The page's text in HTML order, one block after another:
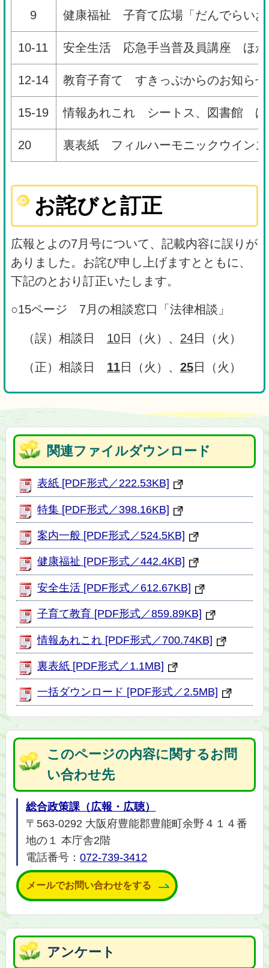
9 健康福祉 子育て広場「だんでらい
10-11 安全生活 応急手当普及員講座 ほか
12-14 教育子育て すきっぷからのお知ら
15-19 情報あれこれ シートス、図書館 ほ
20 裏表紙 フィルハーモニックウイン
お詫びと訂正
広報とよの7月号について、記載内容に誤りが
ありました。お詫び申し上げますとともに、
下記のとおり訂正いたします。
○15ページ 7月の相談窓口「法律相談」
（誤）相談日 10日（火）、 24日（火）
（正）相談日 11日（火）、 25日（火）
関連ファイルダウンロード
表紙 [PDF形式／222.53KB]
特集 [PDF形式／398.16KB]
案内一般 [PDF形式／524.5KB]
健康福祉 [PDF形式／442.4KB]
安全生活 [PDF形式／612.67KB]
子育て教育 [PDF形式／859.89KB]
情報あれこれ [PDF形式／700.74KB]
裏表紙 [PDF形式／1.1MB]
一括ダウンロード [PDF形式／2.5MB]
このページの内容に関するお問
い合わせ先
総合政策課（広報・広聴）
〒563-0292 大阪府豊能郡豊能町余野４１４番
地の１ 本庁舎2階
電話番号：072-739-3412
メールでお問い合わせをする
アンケート